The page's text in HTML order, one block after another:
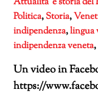
Politica,Storia,
indipendenza,lingua
indipendenza veneta,
Un video in
https://